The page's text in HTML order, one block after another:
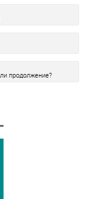
продолжение?